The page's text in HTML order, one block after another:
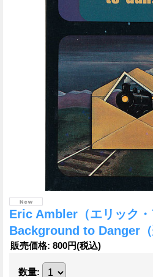
Eric Ambler（エリック
Background to Danger（
販売価格: 800円(税込)
数量: